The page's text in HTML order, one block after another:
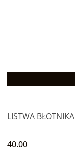
LISTWA
40.00